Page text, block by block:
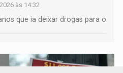
às 14:32
que ia deixar drogas para o